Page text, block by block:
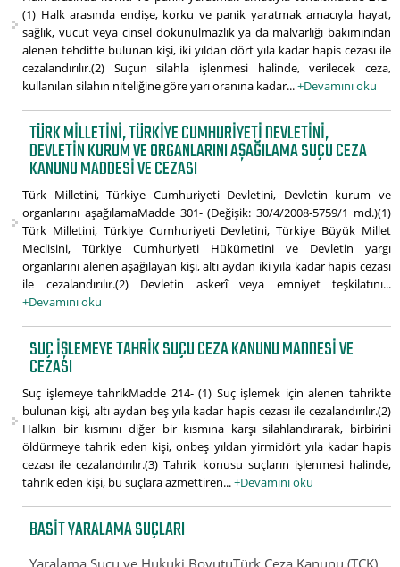
(1) Halk arasında endişe, korku ve panik yaratmak amacıyla hayat,
sağlık, vücut veya cinsel dokunulmazlık ya da malvarlığı bakımından
alenen tehditte bulunan kişi, iki yıldan dört yıla kadar hapis cezası ile
cezalandırılır.(2) Suçun silahla işlenmesi halinde, verilecek ceza,
kullanılan silahın niteliğine göre yarı oranına kadar...+Devamını oku
TÜRK MILLETINI, TÜRKIYE CUMHURIYETI DEVLETINI,
DEVLETIN KURUM VE ORGANLARINI AŞAĞILAMA SUÇU CEZA
KANUNU MADDESI VE CEZASI
Türk Milletini, Türkiye Cumhuriyeti Devletini, Devletin kurum ve
organlarını aşağılamaMadde 301- (Değişik: 30/4/2008-5759/1 md.)(1)
Türk Milletini, Türkiye Cumhuriyeti Devletini, Türkiye Büyük Millet
Meclisini, Türkiye Cumhuriyeti Hükümetini ve Devletin yargı
organlarını alenen aşağılayan kişi, altı aydan iki yıla kadar hapis cezası
ile cezalandırılır.(2) Devletin askerî veya emniyet teşkilatını...
+Devamını oku
SUÇ IŞLEMEYE TAHRIK SUÇU CEZA KANUNU MADDESI VE
CEZASI
Suç işlemeye tahrikMadde 214- (1) Suç işlemek için alenen tahrikte
bulunan kişi, altı aydan beş yıla kadar hapis cezası ile cezalandırılır.(2)
Halkın bir kısmını diğer bir kısmına karşı silahlandırarak, birbirini
öldürmeye tahrik eden kişi, onbeş yıldan yirmidört yıla kadar hapis
cezası ile cezalandırılır.(3) Tahrik konusu suçların işlenmesi halinde,
tahrik eden kişi, bu suçlara azmettiren...+Devamını oku
BASIT YARALAMA SUÇLARI
Yaralama Suçu ve Hukuki BoyutuTürk Ceza Kanunu (TCK)